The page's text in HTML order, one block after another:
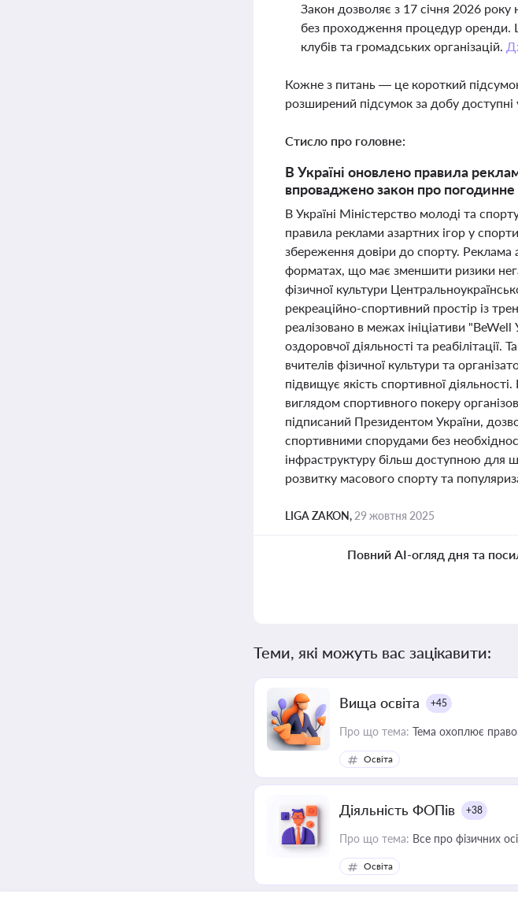
Закон дозволяє з 17 січня 2026
без проходження процедур оренди.
клубів та громадських організацій.
Кожне з питань — це короткий
розширений підсумок за добу доступні
Стисло про головне:
В Україні оновлено правила
впроваджено закон про
В Україні Міністерство молоді та
правила реклами азартних ігор у
збереження довіри до спорту. Реклама
форматах, що має зменшити ризики
фізичної культури
рекреаційно-спортивний простір із
реалізовано в межах ініціативи
оздоровчої діяльності та
вчителів фізичної культури та
підвищує якість спортивної
виглядом спортивного покеру
підписаний Президентом України,
спортивними спорудами без
інфраструктуру більш доступною для
розвитку масового спорту та
LIGA ZAKON, 29 жовтня 2025
Повний AI-огляд дня та
Теми, які можуть вас зацікавити:
Вища освіта +45
Про що тема: Тема охоплює
Освіта
Діяльність ФОПів +38
Про що тема: Все про фізичних
Освіта